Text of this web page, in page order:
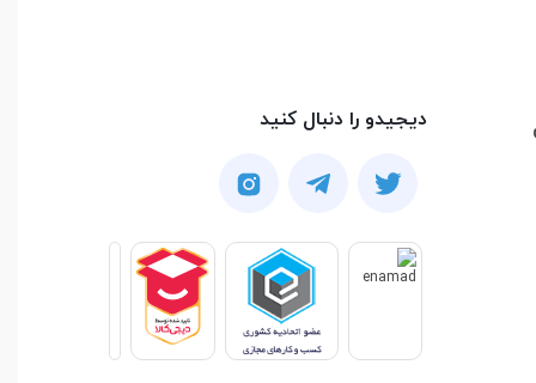
دیجیدو را دنبال کنید